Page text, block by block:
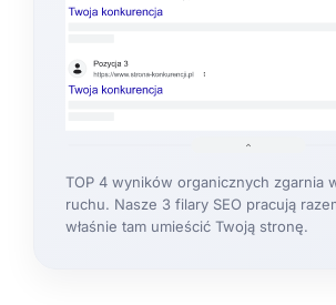
TOP 4 wyników organicznych zgarnia
ruchu. Nasze 3 filary SEO pracują
właśnie tam umieścić Twoją stronę.